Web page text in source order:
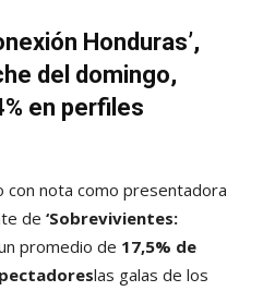
Honduras’,
del domingo,
en perfiles
con nota como presentadora
de ‘Sobrevivientes:
promedio de 17,5% de
las galas de los